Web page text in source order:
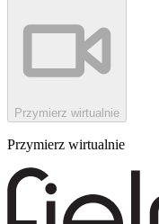
Przymierz wirtualnie
Przymierz wirtualnie